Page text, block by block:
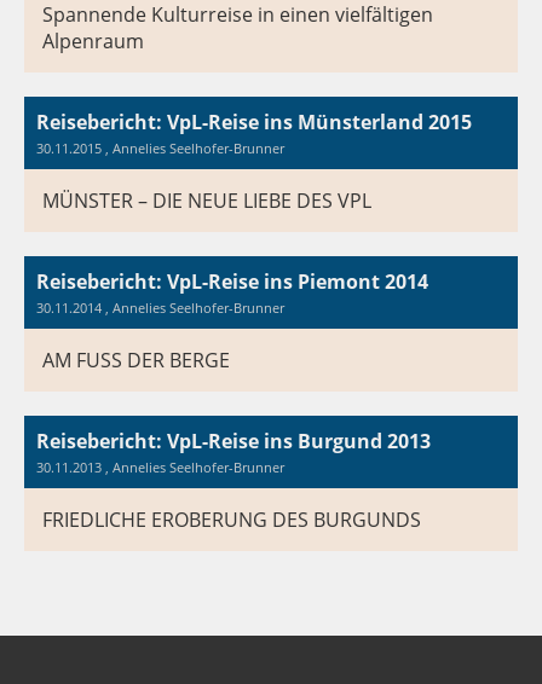
Spannende Kulturreise in einen vielfältigen
Alpenraum
Reisebericht: VpL-Reise ins Münsterland 2015
30.11.2015 , Annelies Seelhofer-Brunner
MÜNSTER – DIE NEUE LIEBE DES VPL
Reisebericht: VpL-Reise ins Piemont 2014
30.11.2014 , Annelies Seelhofer-Brunner
AM FUSS DER BERGE
Reisebericht: VpL-Reise ins Burgund 2013
30.11.2013 , Annelies Seelhofer-Brunner
FRIEDLICHE EROBERUNG DES BURGUNDS